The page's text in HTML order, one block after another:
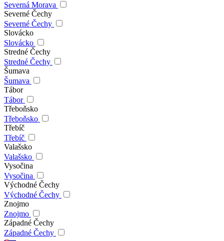
Severná Morava
Severné Čechy
Severné Čechy
Slovácko
Slovácko
Stredné Čechy
Stredné Čechy
Šumava
Šumava
Tábor
Tábor
Třeboňsko
Třeboňsko
Třebíč
Třebíč
Valašsko
Valašsko
Vysočina
Vysočina
Východné Čechy
Východné Čechy
Znojmo
Znojmo
Západné Čechy
Západné Čechy